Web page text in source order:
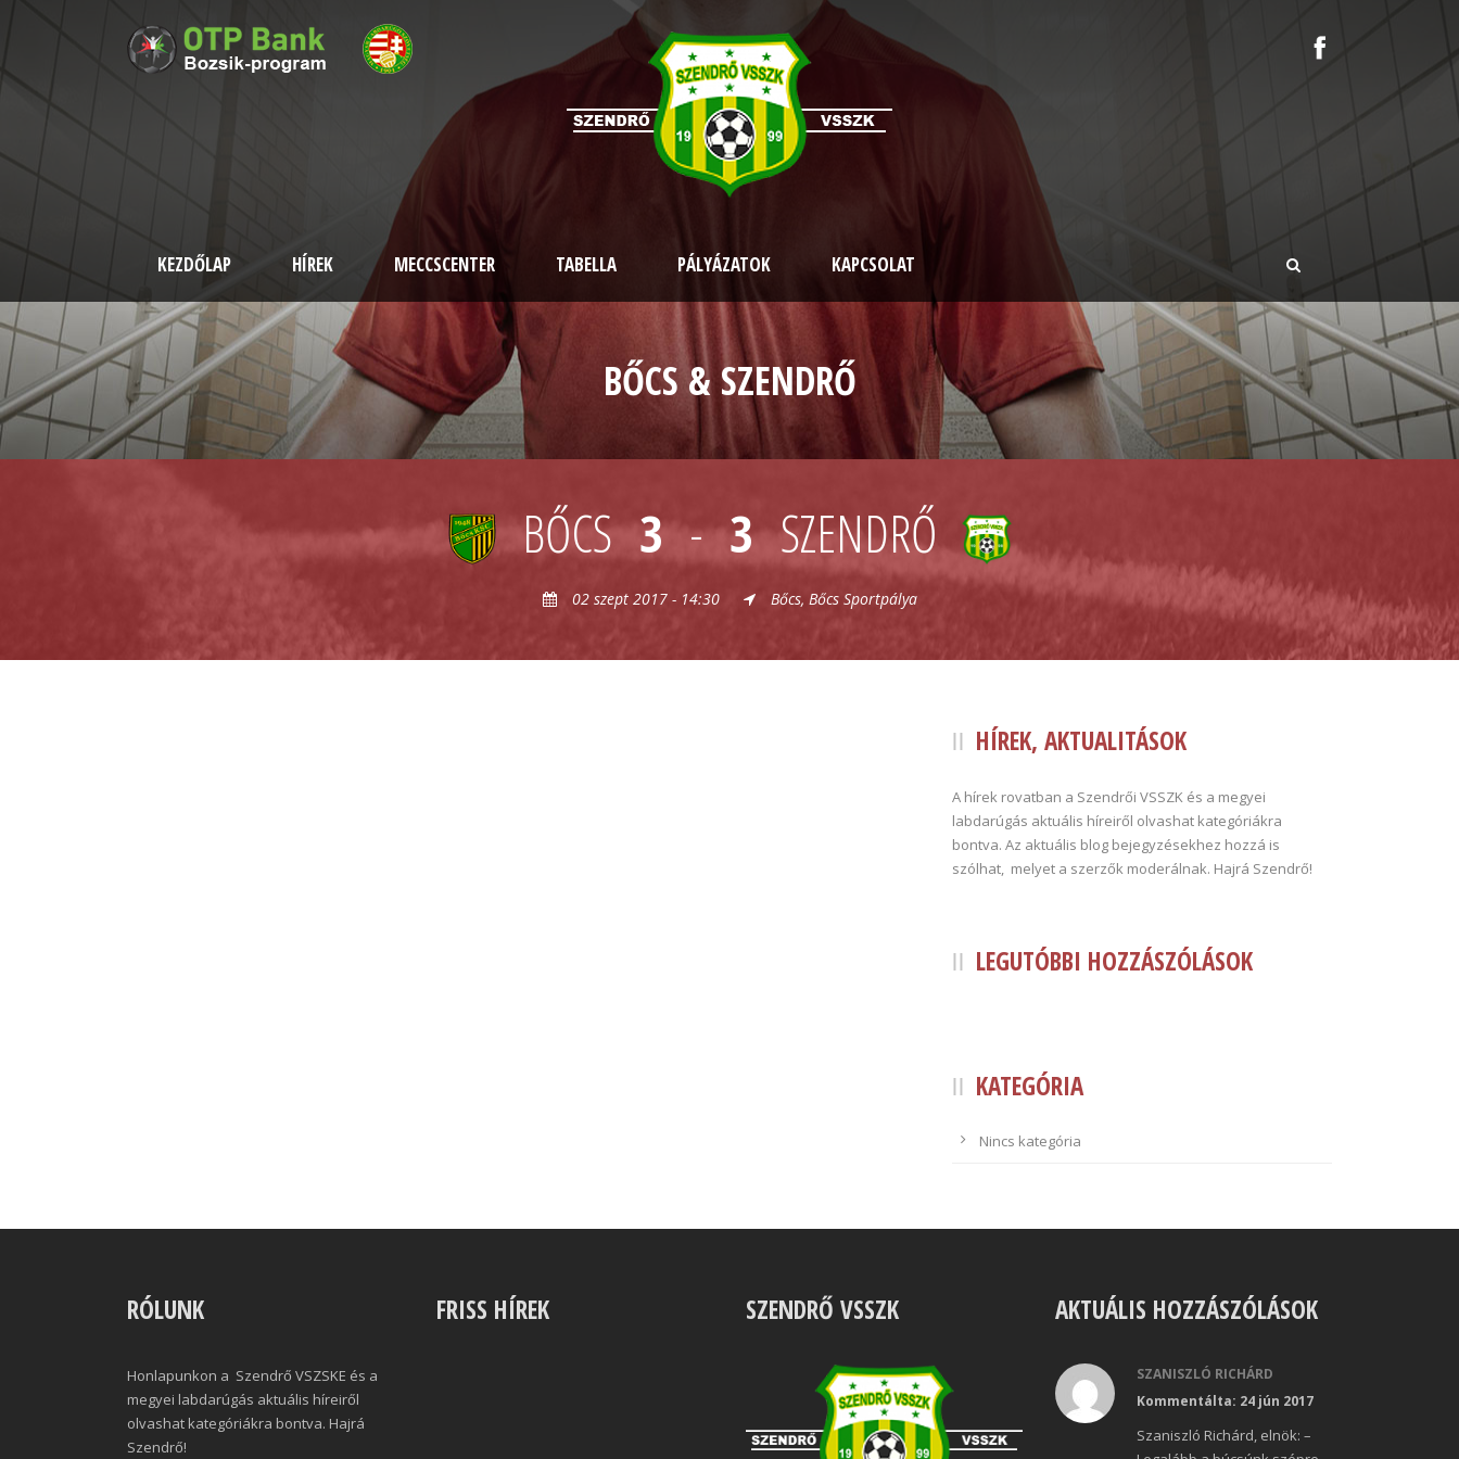
KEZDŐLAP HÍREK MECCSCENTER TABELLA PÁLYÁZATOK KAPCSOLAT
BŐCS & SZENDRŐ
BŐCS 3 - 3 SZENDRŐ
02 szept 2017 - 14:30 Bőcs, Bőcs Sportpálya
HÍREK, AKTUALITÁSOK
A hírek rovatban a Szendrői VSSZK és a megyei
labdarúgás aktuális híreiről olvashat kategóriákra
bontva. Az aktuális blog bejegyzésekhez hozzá is
szólhat, melyet a szerzők moderálnak. Hajrá Szendrő!
LEGUTÓBBI HOZZÁSZÓLÁSOK
KATEGÓRIA
Nincs kategória
RÓLUNK
Honlapunkon a Szendrő VSZSKE és a
megyei labdarúgás aktuális híreiről
olvashat kategóriákra bontva. Hajrá
Szendrő!
FRISS HÍREK SZENDRŐ VSSZK AKTUÁLIS HOZZÁSZÓLÁSOK
SZANISZLÓ RICHÁRD
Kommentálta: 24 jún 2017
Szaniszló Richárd, elnök: –